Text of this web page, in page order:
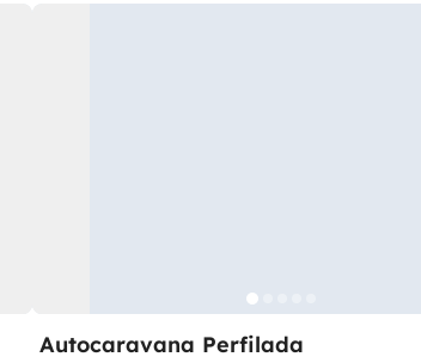
Autocaravana Perfilada